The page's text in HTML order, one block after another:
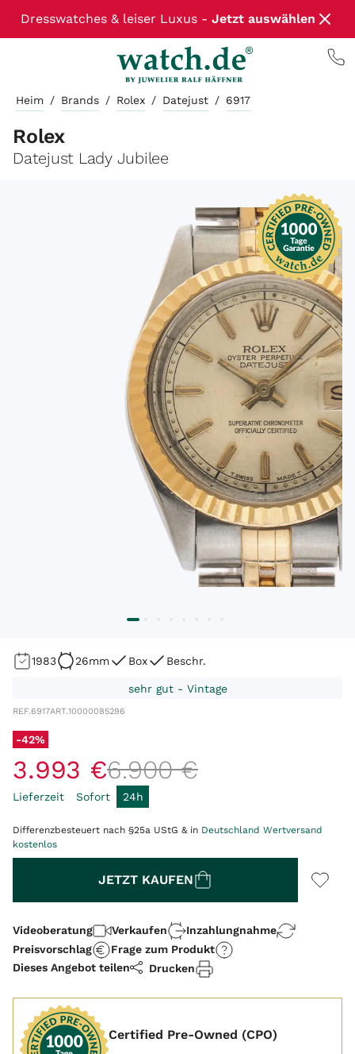
Dresswatches & leiser Luxus - Jetzt auswählen
Heim / Brands / Rolex / Datejust / 6917
Rolex
Datejust Lady Jubilee
1983 26mm Box Beschr.
sehr gut - Vintage
REF.6917ART.10000085296
-42%
3.993 €6.900 €
Lieferzeit Sofort 24h
Differenzbesteuert nach §25a UStG & in Deutschland Wertversand
kostenlos
JETZT KAUFEN
Videoberatung Verkaufen
Inzahlungnahme
Preisvorschlag
Frage zum Produkt
Dieses Angebot teilen
Drucken
Certified Pre-Owned (CPO)